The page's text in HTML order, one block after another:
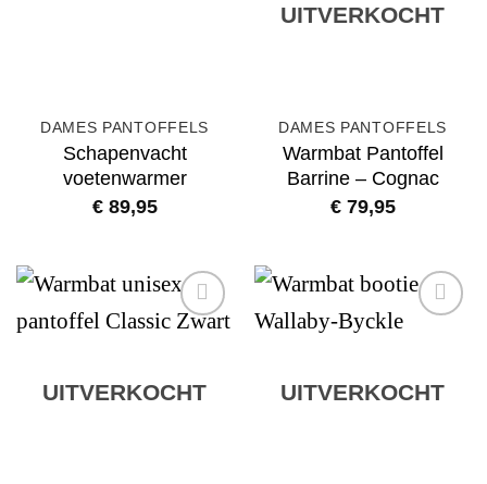
DAMES PANTOFFELS
Schapenvacht
voetenwarmer
€89,95
UITVERKOCHT
DAMES PANTOFFELS
Warmbat Pantoffel
Barrine – Cognac
€79,95
UITVERKOCHT UITVERKOCHT